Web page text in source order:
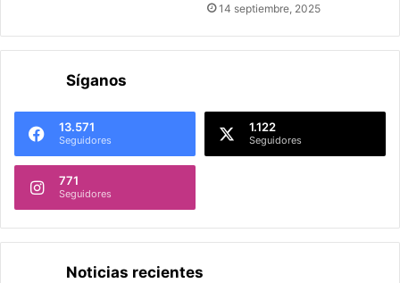
14 septiembre, 2025
Síganos
13.571
Seguidores
1.122
Seguidores
771
Seguidores
Noticias recientes